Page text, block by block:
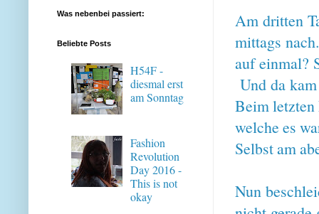
Am dritten
mittags
auf einmal?
Und da
Beim letzten
welche es
Selbst am
Nun
Was nebenbei passiert:
Beliebte Posts
H54F -
diesmal erst
am Sonntag
Fashion
Revolution
Day 2016 -
This is not
okay